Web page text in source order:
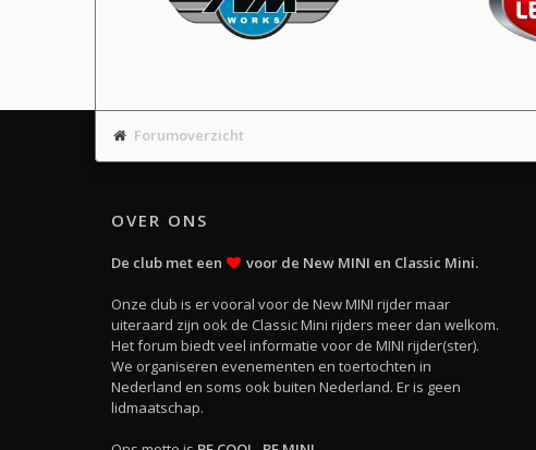
Forumoverzicht
OVER ONS
De club met een voor de New MINI en Classic Mini.
Onze club is er vooral voor de New MINI rijder maar
uiteraard zijn ook de Classic Mini rijders meer dan welkom.
Het forum biedt veel informatie voor de MINI rijder(ster).
We organiseren evenementen en toertochten in
Nederland en soms ook buiten Nederland. Er is geen
lidmaatschap.